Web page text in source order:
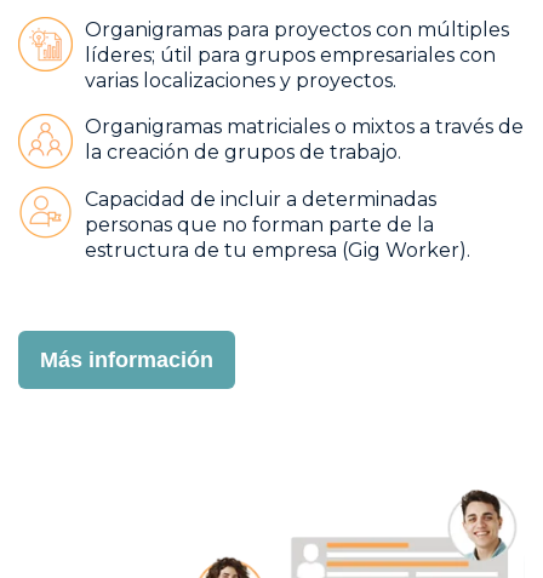
Organigramas para proyectos con múltiples
líderes; útil para grupos empresariales con
varias localizaciones y proyectos.
Organigramas matriciales o mixtos a través de
la creación de grupos de trabajo.
Capacidad de incluir a determinadas
personas que no forman parte de la
estructura de tu empresa (Gig Worker).
Más información